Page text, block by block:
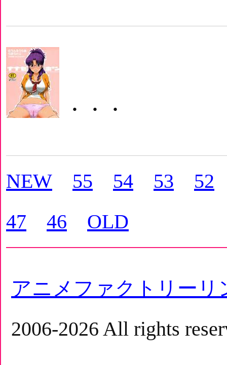
・・・
NEW 55 54 53
52
47
46 OLD
アニメファクトリーリ
2006-2026 All rights